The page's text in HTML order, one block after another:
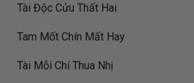
Tài Độc Cửu Thất Hai
Tam Mốt Chín Mất Hay
Tài Mỗi Chí Thua Nhị